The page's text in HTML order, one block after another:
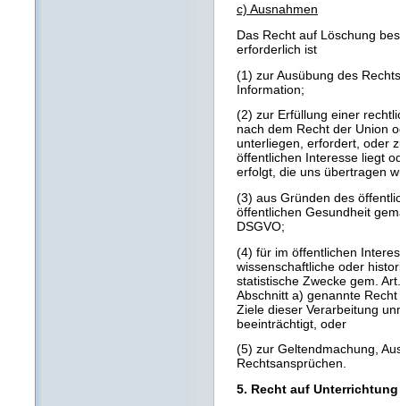
c) Ausnahmen
Das Recht auf Löschung
erforderlich ist
(1) zur Ausübung des
Information;
(2) zur Erfüllung einer
nach dem Recht der Union
unterliegen, erfordert, oder
öffentlichen Interesse liegt
erfolgt, die uns übertragen
(3) aus Gründen des
öffentlichen Gesundheit
DSGVO;
(4) für im öffentlichen
wissenschaftliche oder
statistische Zwecke gem.
Abschnitt a) genannte
Ziele dieser Verarbeitung
beeinträchtigt, oder
(5) zur Geltendmachung,
Rechtsansprüchen.
5. Recht auf Unterrichtung